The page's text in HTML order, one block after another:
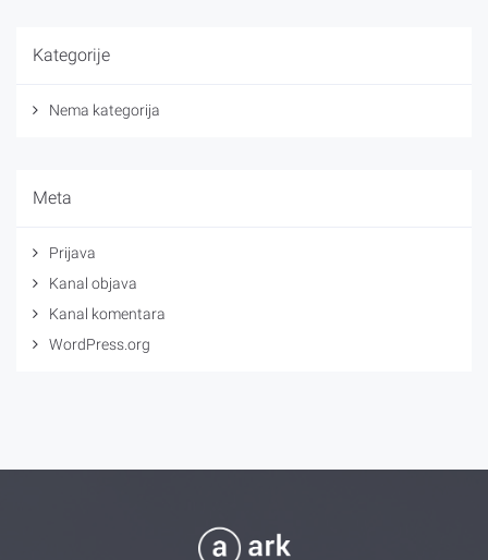
Kategorije
Nema kategorija
Meta
Prijava
Kanal objava
Kanal komentara
WordPress.org